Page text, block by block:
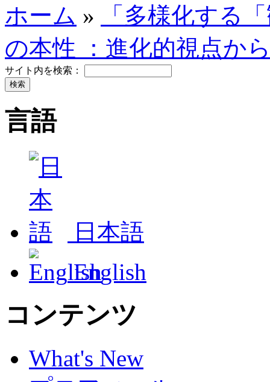
ホーム »
「多様化する
の本性 ：進化的視点か
サイト内を検索：
言語
日本語
English
コンテンツ
What's New